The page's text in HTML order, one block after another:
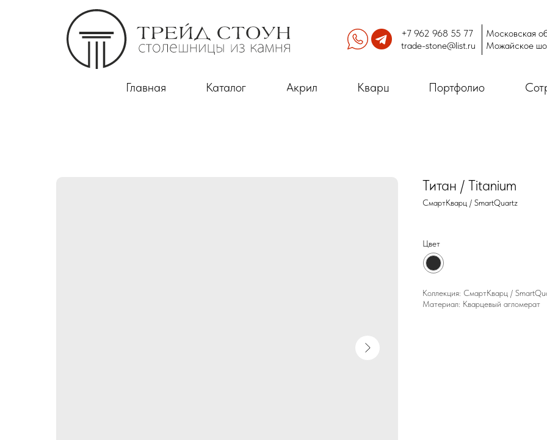
Главная Каталог Акрил Кварц Портфолио
+7 962 968 55 77
trade-stone@list.ru
Московская
Можайское
Титан / Titanium
СмартКварц / SmartQuartz
Цвет
Коллекция: СмартКварц /
Материал: Кварцевый агломерат